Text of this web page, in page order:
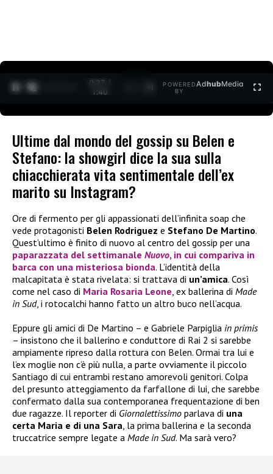
0:27 /
1:40
POWERED
BY
AdhubMedia
Ultime dal mondo del gossip su Belen e
Stefano: la showgirl dice la sua sulla
chiacchierata vita sentimentale dell’ex
marito su Instagram?
Ore di fermento per gli appassionati dell’infinita soap che
vede protagonisti Belen Rodriguez e Stefano De Martino.
Quest’ultimo è finito di nuovo al centro del gossip per una
paparazzata del settimanale Nuovo, in cui compariva in
barca con una misteriosa bionda. L’identità della
malcapitata è stata rivelata: si trattava di un’amica. Così
come nel caso di Maria Rosaria Leone, ex ballerina di Made
in Sud, i rotocalchi hanno fatto un altro buco nell’acqua.
Eppure gli amici di De Martino – e Gabriele Parpiglia in primis
– insistono che il ballerino e conduttore di Rai 2 si sarebbe
ampiamente ripreso dalla rottura con Belen. Ormai tra lui e
l’ex moglie non c’è più nulla, a parte ovviamente il piccolo
Santiago di cui entrambi restano amorevoli genitori. Colpa
del presunto atteggiamento da farfallone di lui, che sarebbe
confermato dalla sua contemporanea frequentazione di ben
due ragazze. Il reporter di Giornalettissimo parlava di una
certa Maria e di una Sara, la prima ballerina e la seconda
truccatrice sempre legate a Made in Sud. Ma sarà vero?